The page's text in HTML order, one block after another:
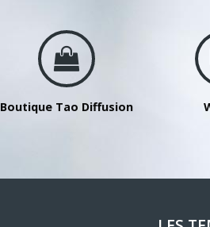
Boutique Tao Diffusion